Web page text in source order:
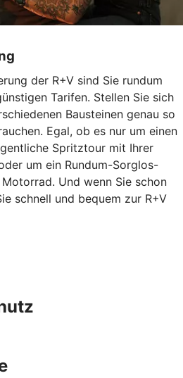
der R+V sind Sie rundum
Tarifen. Stellen Sie sich
Bausteinen genau so
Egal, ob es nur um einen
Spritztour mit Ihrer
um ein Rundum-Sorglos-
Und wenn Sie schon
schnell und bequem zur R+V